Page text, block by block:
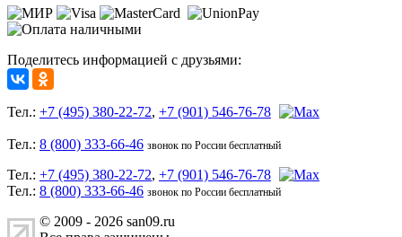
Поделитесь информацией с друзьями:
Тел.: +7 (495) 380-22-72, +7 (901) 546-76-78
Тел.: 8 (800) 333-66-46 звонок по России бесплатный
Тел.: +7 (495) 380-22-72, +7 (901) 546-76-78
Тел.: 8 (800) 333-66-46 звонок по России бесплатный
© 2009 - 2026 san09.ru